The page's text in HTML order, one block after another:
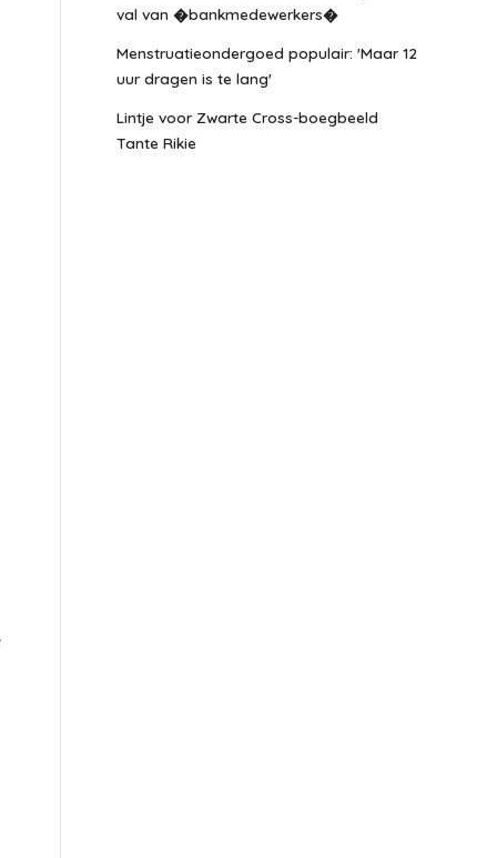
val van �bankmedewerkers�
Menstruatieondergoed populair: 'Maar 12
uur dragen is te lang'
Lintje voor Zwarte Cross-boegbeeld
Tante Rikie